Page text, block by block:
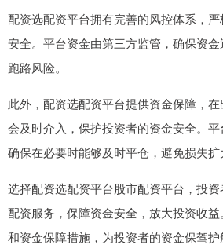
配资选配资平台拥有完善的风控体系，
安全。平台资金由第三方监管，确保资
跑路风险。
此外，配资选配资平台提供资金保障，
会及时介入，保护投资者的资金安全。平
确保在必要时能够及时平仓，避免损失扩
选择配资选配资平台股市配资平台，投
配资服务，保障资金安全，放大投资收
和资金保障措施，为投资者的资金保驾